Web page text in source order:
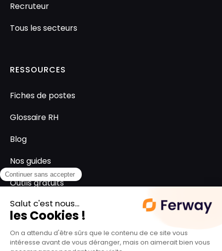
Recruteur
Tous les secteurs
RESSOURCES
Fiches de postes
Glossaire RH
Blog
Nos guides
Outils gratuits